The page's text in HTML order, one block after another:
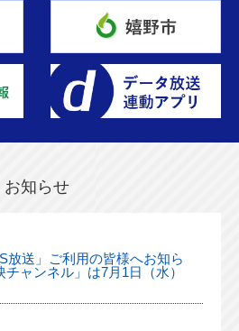
お知らせ
放送」ご利用の皆様へお知ら
ャンネル」は7月1日（水）